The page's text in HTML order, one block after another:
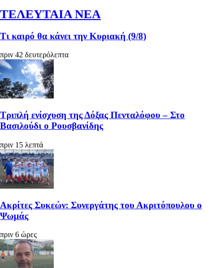
ΤΕΛΕΥΤΑΙΑ ΝΕΑ
Τι καιρό θα κάνει την Κυριακή (9/8)
πριν 42 δευτερόλεπτα
Τριπλή ενίσχυση της Δόξας Πενταλόφου – Στο
Βασιλούδι ο Ρουσβανίδης
πριν 15 λεπτά
Ακρίτες Συκεών: Συνεργάτης του Ακριτόπουλου ο
Ψωμάς
πριν 6 ώρες